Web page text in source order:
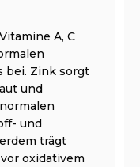
A, C
bei. Zink sorgt
und
und
trägt
oxidativem